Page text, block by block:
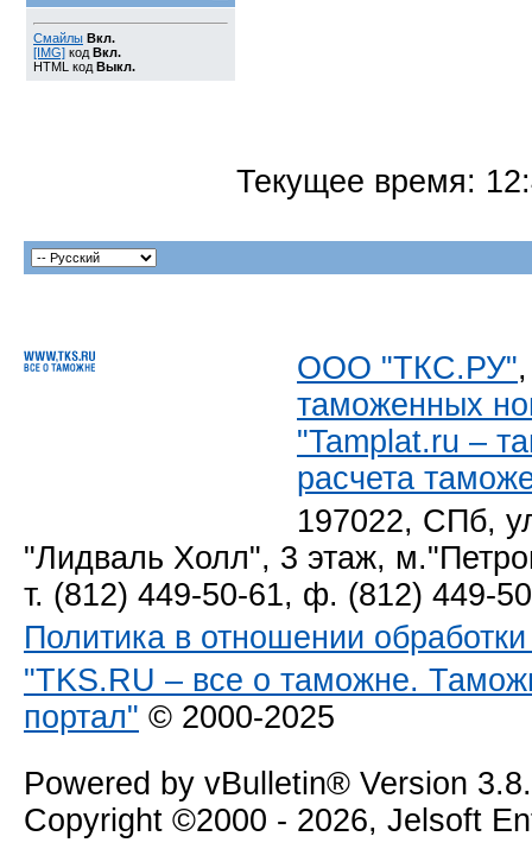
Смайлы Вкл.
[IMG] код Вкл.
HTML код Выкл.
Текущее время:
ООО "ТКС.РУ"
таможенных
"Tamplat.ru –
расчета
197022, СПб,
"Лидваль Холл", 3 этаж,
т. (812) 449-50-61, ф. (812) 449-
Политика в отношении
"TKS.RU – все о таможне.
портал" © 2000-2025
Powered by vBulletin® Version
Copyright ©2000 - 2026, Jelsoft